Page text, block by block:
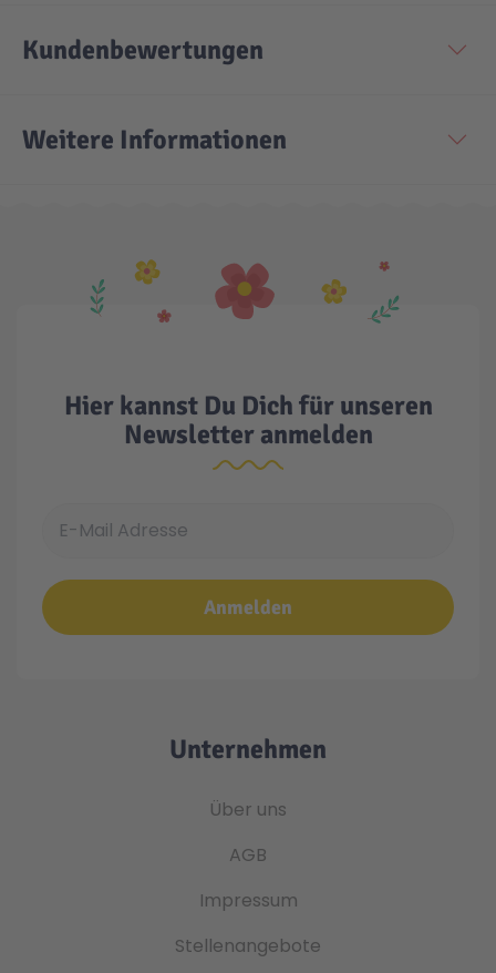
Technic
Aktion
LEGO® Blumen
Spiel-Ei
Kundenbewertungen
Weitere Informationen
Hier kannst Du Dich für unseren
Newsletter anmelden
Anmelden
Unternehmen
Über uns
AGB
Impressum
Stellenangebote